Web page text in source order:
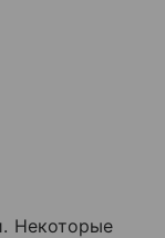
Некоторые